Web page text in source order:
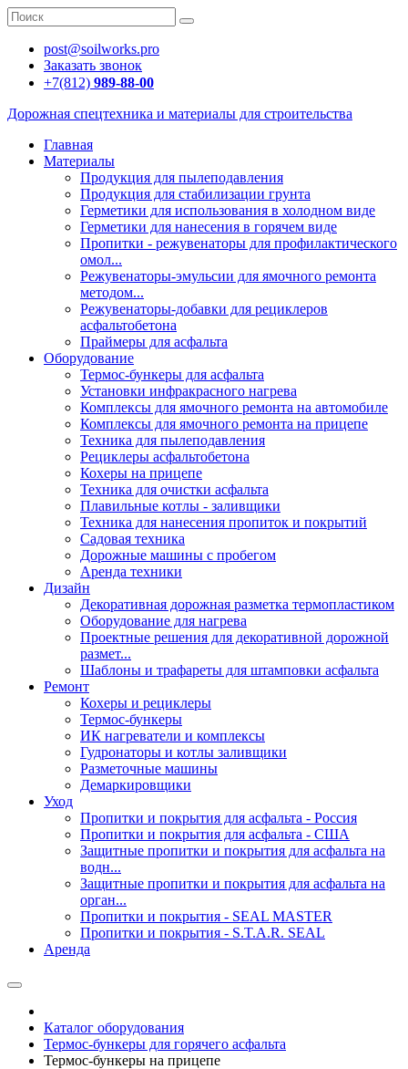
post@soilworks.pro
Заказать звонок
+7(812) 989-88-00
Дорожная спецтехника и материалы для строительства
Главная
Материалы
Продукция для пылеподавления
Продукция для стабилизации грунта
Герметики для использования в холодном виде
Герметики для нанесения в горячем виде
Пропитки - режувенаторы для профилактического
омол...
Режувенаторы-эмульсии для ямочного ремонта
методом...
Режувенаторы-добавки для рециклеров
асфальтобетона
Праймеры для асфальта
Оборудование
Термос-бункеры для асфальта
Установки инфракрасного нагрева
Комплексы для ямочного ремонта на автомобиле
Комплексы для ямочного ремонта на прицепе
Техника для пылеподавления
Рециклеры асфальтобетона
Кохеры на прицепе
Техника для очистки асфальта
Плавильные котлы - заливщики
Техника для нанесения пропиток и покрытий
Садовая техника
Дорожные машины с пробегом
Аренда техники
Дизайн
Декоративная дорожная разметка термопластиком
Оборудование для нагрева
Проектные решения для декоративной дорожной
размет...
Шаблоны и трафареты для штамповки асфальта
Ремонт
Кохеры и рециклеры
Термос-бункеры
ИК нагреватели и комплексы
Гудронаторы и котлы заливщики
Разметочные машины
Демаркировщики
Уход
Пропитки и покрытия для асфальта - Россия
Пропитки и покрытия для асфальта - США
Защитные пропитки и покрытия для асфальта на
водн...
Защитные пропитки и покрытия для асфальта на
орган...
Пропитки и покрытия - SEAL MASTER
Пропитки и покрытия - S.T.A.R. SEAL
Аренда
Каталог оборудования
Термос-бункеры для горячего асфальта
Термос-бункеры на прицепе